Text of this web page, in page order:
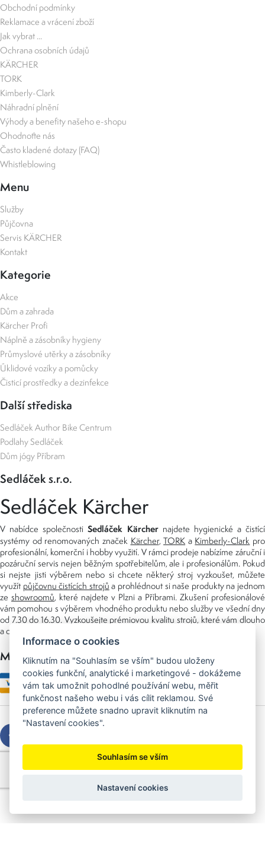
Obchodní podmínky
Reklamace a vrácení zboží
Jak vybrat ...
Ochrana osobních údajů
KÄRCHER
TORK
Kimberly-Clark
Náhradní plnění
Výhody a benefity našeho e-shopu
Ohodnoťte nás
Často kladené dotazy (FAQ)
Whistleblowing
Menu
Služby
Půjčovna
Servis KÄRCHER
Kontakt
Kategorie
Akce
Dům a zahrada
Kärcher Profi
Náplně a zásobníky hygieny
Průmyslové utěrky a zásobníky
Úklidové vozíky a pomůcky
Čisticí prostředky a dezinfekce
Další střediska
Sedláček Author Bike Centrum
Podlahy Sedláček
Dům jógy Příbram
Sedláček s.r.o.
Sedláček Kärcher
V nabídce společnostiSedláček Kärchernajdete hygienické a čistící
systémy od renomovaných značek Kärcher,TORK a Kimberly-Clark pro
profesionální, komerční i hobby využití. V rámci prodeje nabízíme záruční i
pozáruční servis nejen běžným spotřebitelům, ale i profesionálům. Pokud
si nejste jisti výběrem nebo si chcete některý stroj vyzkoušet, můžete
využít půjčovnu čistících strojů a prohlédnout si naše produkty na jednom
ze showroomů, které najdete v Plzni a Příbrami. Zkušení profesionálové
vám pomohou s výběrem vhodného produktu nebo služby ve všední dny
od 7.30 do 16.30. Vyzkoušejte prémiovou kvalitu strojů, které vám dlouho
a dobře poslouží nejen doma, ale i v zaměstnání.
Možnosti platby
Copyright © 2026 Sedláček s.r.o.
Created byOLC Webdesign
Informace o cookies
Kliknutím na "Souhlasím se vším" budou uloženy
cookies funkční, analytické i marketingové - dokážeme
vám tak umožnit pohodlné používání webu, měřit
funkčnost našeho webu i vás cílit reklamou. Své
preference můžete snadno upravit kliknutím na
"Nastavení cookies".
Souhlasím se vším
Nastavení cookies